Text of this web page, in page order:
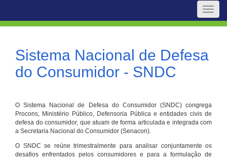
Toggle
Sistema Nacional de Defesa
do Consumidor - SNDC
O Sistema Nacional de Defesa do Consumidor (SNDC) congrega
Procons, Ministério Público, Defensoria Pública e entidades civis de
defesa do consumidor, que atuam de forma articulada e integrada com
a Secretaria Nacional do Consumidor (Senacon).
O SNDC se reúne trimestralmente para analisar conjuntamente os
desafios enfrentados pelos consumidores e para a formulação de